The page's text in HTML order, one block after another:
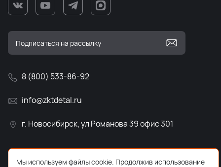
8 (800) 533-86-92
info@zktdetal.ru
г. Новосибирск, ул Романова 39 офис 301
Мы используем файлы cookie. Продолжив использование